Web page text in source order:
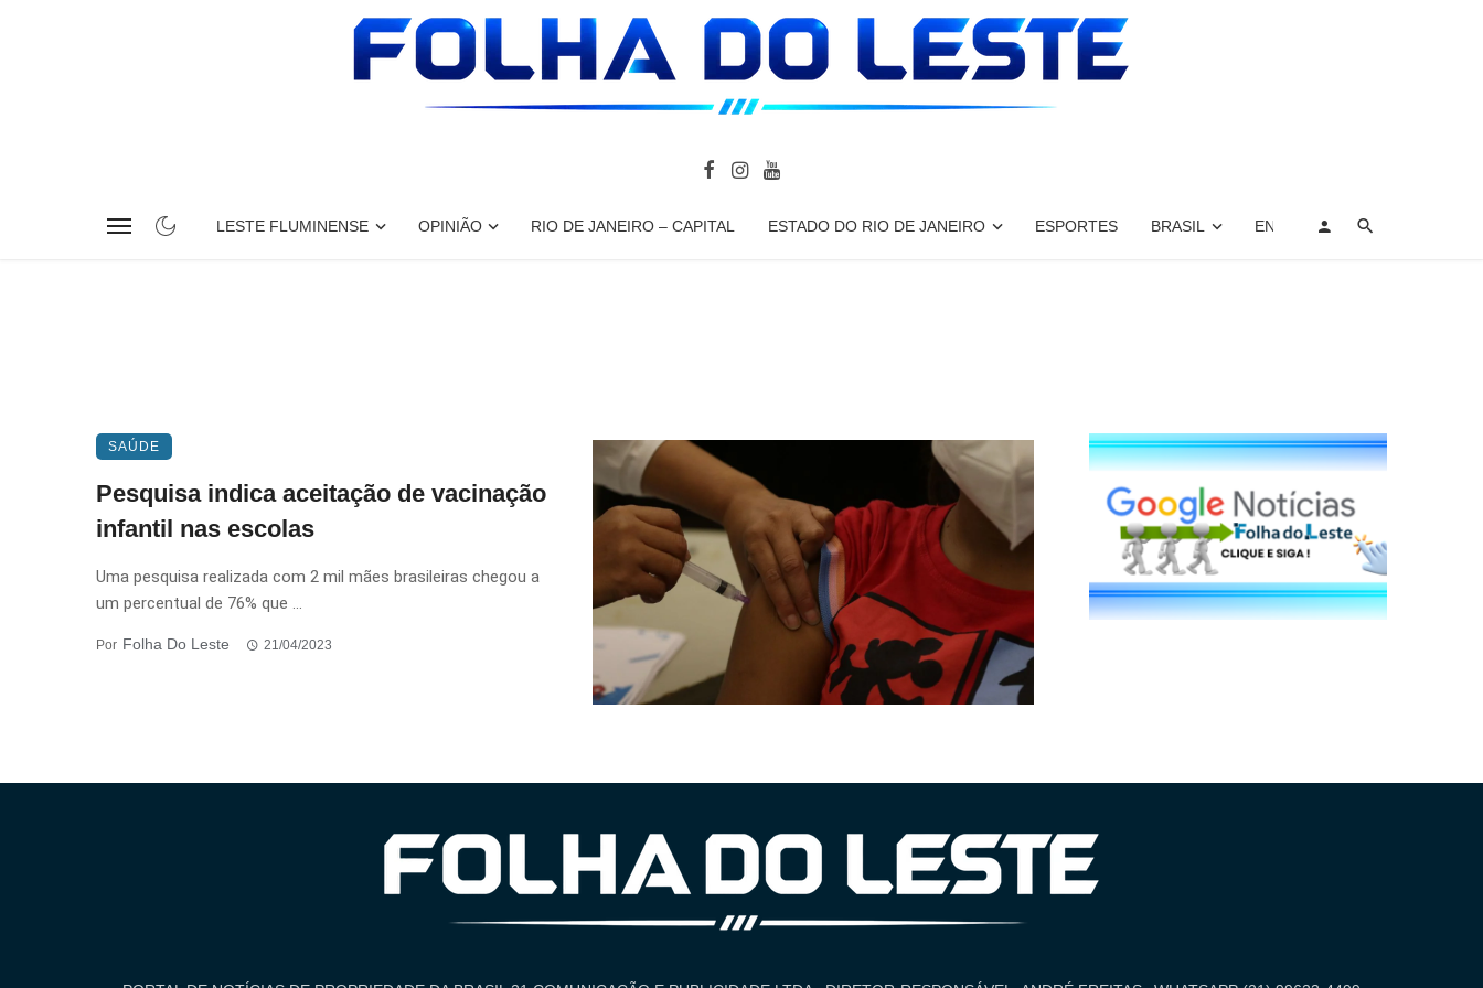
LESTE FLUMINENSE OPINIÃO RIO DE JANEIRO – CAPITAL ESTADO DO RIO DE JANEIRO ESPORTES BRASIL ENTRETENIMENTO, ARTES E
SAÚDE
Pesquisa indica aceitação de vacinação
infantil nas escolas
Uma pesquisa realizada com 2 mil mães brasileiras chegou a
um percentual de 76% que ...
Por Folha Do Leste 21/04/2023